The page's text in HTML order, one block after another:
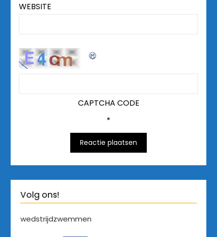
WEBSITE
CAPTCHA CODE
*
Volg ons!
wedstrijdzwemmen